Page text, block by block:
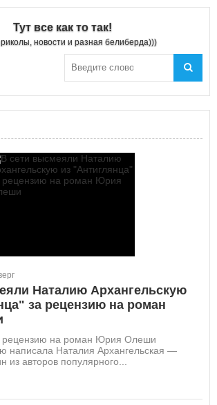
Тут все как то так!
новости и разная белиберда)))
Наталию Архангельскую
за рецензию на роман
рецензию на роман Юрия Олеши
написала Наталия Архангельская —
из авторов популярного...